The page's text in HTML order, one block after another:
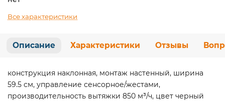
Все характеристики
Описание Характеристики Отзывы
конструкция наклонная, монтаж настенный, ширина
59.5 см, управление сенсорное/жестами,
производительность вытяжки 850 м³/ч, цвет черный